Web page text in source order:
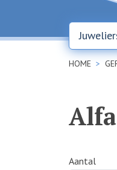
HOME
Aantal